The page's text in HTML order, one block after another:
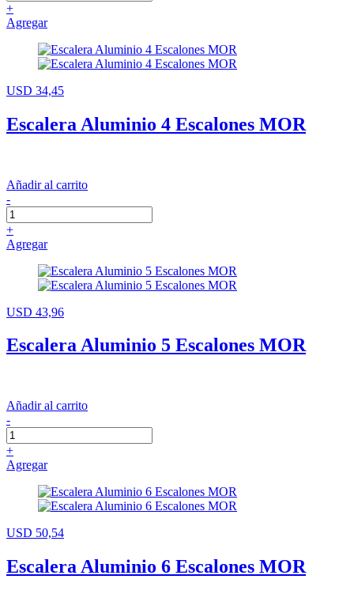
+
Agregar
USD 34,45
Escalera Aluminio 4 Escalones MOR
Añadir al carrito
-
+
Agregar
USD 43,96
Escalera Aluminio 5 Escalones MOR
Añadir al carrito
-
+
Agregar
USD 50,54
Escalera Aluminio 6 Escalones MOR